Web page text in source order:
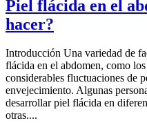
Piel flácida en el
hacer?
Introducción Una variedad de
flácida en el abdomen, como
considerables fluctuaciones de
envejecimiento. Algunas
desarrollar piel flácida en
otras....